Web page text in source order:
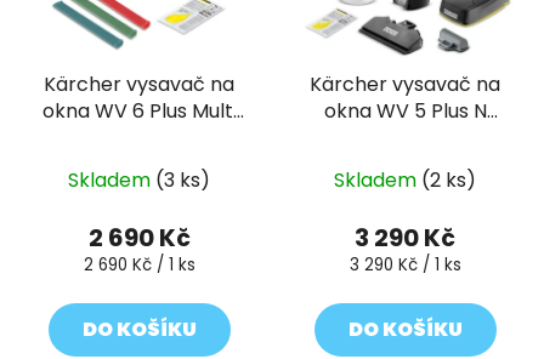
Kärcher vysavač na
okna WV 6 Plus Multi
Skladem (3 ks)
2 690 Kč
Měrná
2 690 Kč / 1 ks
DO KOŠÍKU
Kärcher vysavač na
okna WV 5 Plus N
Skladem (2 ks)
3 290 Kč
Měrná
3 290 Kč / 1 ks
DO KOŠÍKU